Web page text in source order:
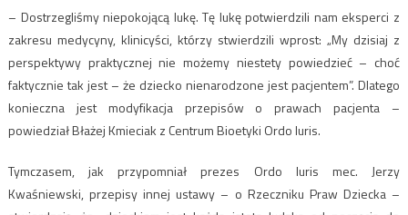
– Dostrzegliśmy niepokojącą lukę. Tę lukę potwierdzili nam eksperci z
zakresu medycyny, klinicyści, którzy stwierdzili wprost: „My dzisiaj z
perspektywy praktycznej nie możemy niestety powiedzieć – choć
faktycznie tak jest – że dziecko nienarodzone jest pacjentem”. Dlatego
konieczna jest modyfikacja przepisów o prawach pacjenta –
powiedział Błażej Kmieciak z Centrum Bioetyki Ordo Iuris.
Tymczasem, jak przypomniał prezes Ordo Iuris mec. Jerzy
Kwaśniewski, przepisy innej ustawy – o Rzeczniku Praw Dziecka –